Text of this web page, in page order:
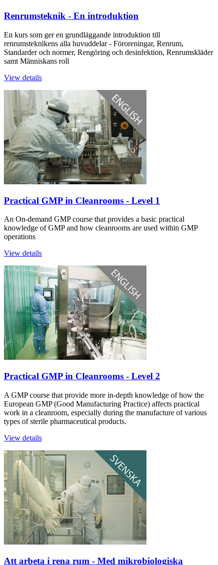
Renrumsteknik - En introduktion
En kurs som ger en grundläggande introduktion till
renrumsteknikens alla huvuddelar - Föroreningar, Renrum,
Standarder och normer, Rengöring och desinfektion, Renrumskläder
samt Människans roll
View details
Practical GMP in Cleanrooms ‐ Level 1
An On-demand GMP course that provides a basic practical
knowledge of GMP and how cleanrooms are used within GMP
operations
View details
Practical GMP in Cleanrooms ‐ Level 2
A GMP course that provide more in-depth knowledge of how the
European GMP (Good Manufacturing Practice) affects practical
work in a cleanroom, especially during the manufacture of various
types of sterile pharmaceutical products.
View details
Att arbeta i rena rum - Med mikrobiologiska